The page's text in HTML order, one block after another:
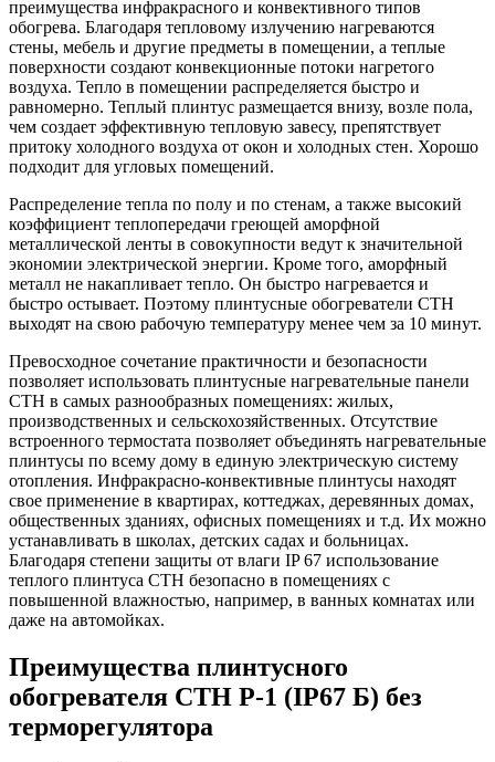
преимущества инфракрасного и конвективного типов
обогрева. Благодаря тепловому излучению нагреваются
стены, мебель и другие предметы в помещении, а теплые
поверхности создают конвекционные потоки нагретого
воздуха. Тепло в помещении распределяется быстро и
равномерно. Теплый плинтус размещается внизу, возле пола,
чем создает эффективную тепловую завесу, препятствует
притоку холодного воздуха от окон и холодных стен. Хорошо
подходит для угловых помещений.
Распределение тепла по полу и по стенам, а также высокий
коэффициент теплопередачи греющей аморфной
металлической ленты в совокупности ведут к значительной
экономии электрической энергии. Кроме того, аморфный
металл не накапливает тепло. Он быстро нагревается и
быстро остывает. Поэтому плинтусные обогреватели СТН
выходят на свою рабочую температуру менее чем за 10 минут.
Превосходное сочетание практичности и безопасности
позволяет использовать плинтусные нагревательные панели
СТН в самых разнообразных помещениях: жилых,
производственных и сельскохозяйственных. Отсутствие
встроенного термостата позволяет объединять нагревательные
плинтусы по всему дому в единую электрическую систему
отопления. Инфракрасно-конвективные плинтусы находят
свое применение в квартирах, коттеджах, деревянных домах,
общественных зданиях, офисных помещениях и т.д. Их можно
устанавливать в школах, детских садах и больницах.
Благодаря степени защиты от влаги IP 67 использование
теплого плинтуса СТН безопасно в помещениях с
повышенной влажностью, например, в ванных комнатах или
даже на автомойках.
Преимущества плинтусного
обогревателя СТН Р-1 (IP67 Б) без
терморегулятора